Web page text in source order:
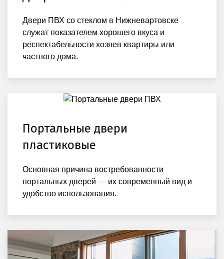
Двери ПВХ со стеклом в Нижневартовске
служат показателем хорошего вкуса и
респектабельности хозяев квартиры или
частного дома.
Портальные двери
пластиковые
Основная причина востребованности
портальных дверей — их современный вид и
удобство использования.